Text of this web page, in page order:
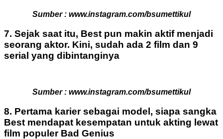
Sumber : www.instagram.com/bsumettikul
7. Sejak saat itu, Best pun makin aktif menjadi
seorang aktor. Kini, sudah ada 2 film dan 9
serial yang dibintanginya
Sumber : www.instagram.com/bsumettikul
8. Pertama karier sebagai model, siapa sangka
Best mendapat kesempatan untuk akting lewat
film populer Bad Genius